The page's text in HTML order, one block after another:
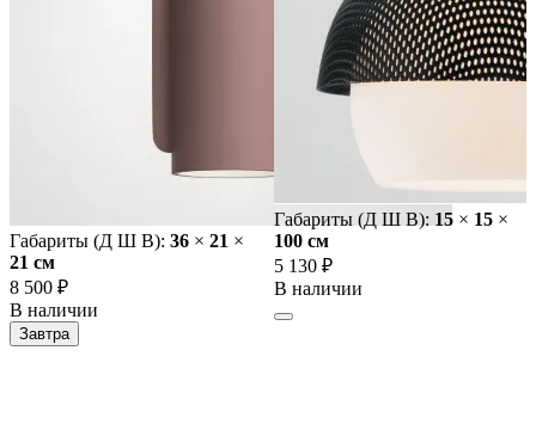
Габариты (Д Ш В): 36 × 21 ×
21 cм
8 500 ₽
В наличии
Завтра
Габариты (Д Ш В): 15 × 15 ×
100 cм
5 130 ₽
В наличии